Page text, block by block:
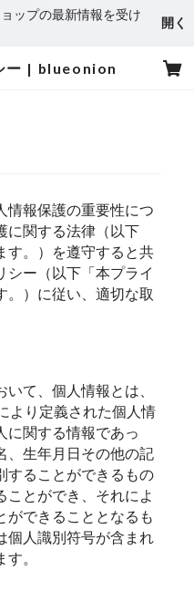
ップの最新情報を受け
開く
ー | blueonion
情報保護の重要性につ
に関する法律（以下
す。）を遵守すると共
シー（以下「本プライ
。）に従い、適切な取
て、個人情報とは、
より定義された個人情
に関する情報であっ
、生年月日その他の記
することができるもの
ことができ、それによ
ができることとなるも
個人識別符号が含まれ
。